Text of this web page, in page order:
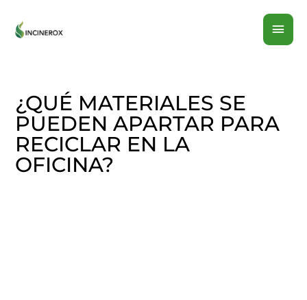
¿QUÉ MATERIALES SE
PUEDEN APARTAR PARA
RECICLAR EN LA
OFICINA?